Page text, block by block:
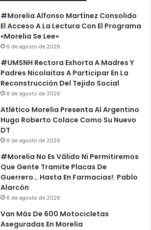
#Morelia Alfonso Martínez Consolido
El Acceso A La Lectura Con El Programa
«Morelia Se Lee»
6 de agosto de 2026
#UMSNH Rectora Exhorta A Madres Y
Padres Nicolaitas A Participar En La
Reconstrucción Del Tejido Social
6 de agosto de 2026
Atlético Morelia Presenta Al Argentino
Hugo Roberto Colace Como Su Nuevo
DT
6 de agosto de 2026
#Morelia No Es Válido Ni Permitiremos
Que Gente Tramite Placas De
Guerrero… Hasta En Farmacias!: Pablo
Alarcón
6 de agosto de 2026
Van Más De 600 Motocicletas
Aseguradas En Morelia